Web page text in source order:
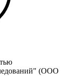
(ООО